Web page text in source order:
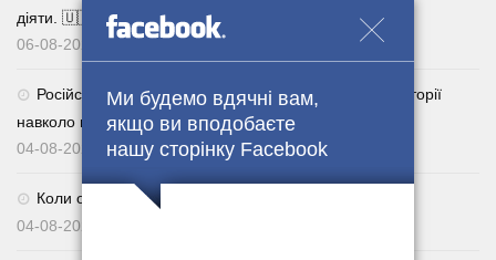
Ми будемо вдячні вам,
якщо ви вподобаєте
нашу сторінку Facebook
діяти. 🇺🇦
06-08-2026
Російська пропаганда продовжує вигадувати нові історії
навколо подій в Україні
04-08-2026
Коли обираєш 92 — завжди у виграші. 🇺🇦
04-08-2026